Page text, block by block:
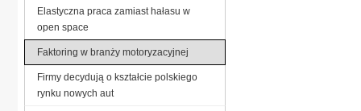
Elastyczna praca zamiast hałasu w
open space
Faktoring w branży motoryzacyjnej
Firmy decydują o kształcie polskiego
rynku nowych aut